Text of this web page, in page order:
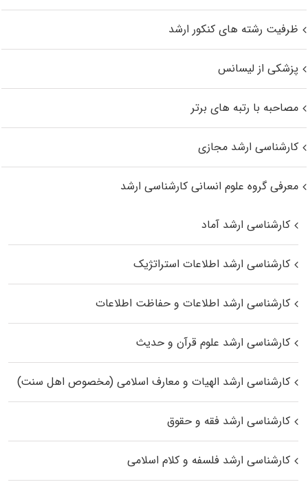
ظرفیت رشته های کنکور ارشد
پزشکی از لیسانس
مصاحبه با رتبه های برتر
کارشناسی ارشد مجازی
معرفی گروه علوم انسانی کارشناسی ارشد
کارشناسی ارشد آماد
کارشناسی ارشد اطلاعات استراتژیک
کارشناسی ارشد اطلاعات و حفاظت اطلاعات
کارشناسی ارشد علوم قرآن و حدیث
کارشناسی ارشد الهیات و معارف اسلامی (مخصوص اهل سنت)
کارشناسی ارشد فقه و حقوق
کارشناسی ارشد فلسفه و کلام اسلامی